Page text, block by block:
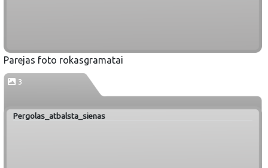
Parejas foto rokasgramatai
3
Pergolas_atbalsta_sienas